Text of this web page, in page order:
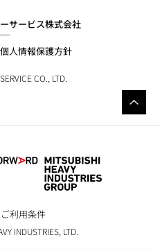
サービス株式会社
個人情報保護方針
CO., LTD.
利用条件
INDUSTRIES, LTD.